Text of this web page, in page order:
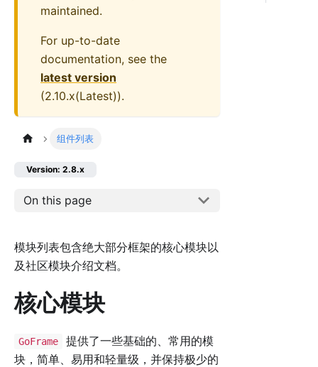
maintained.
For up-to-date
documentation, see the
latest version
(2.10.x(Latest)).
组件列表
Version: 2.8.x
On this page
模块列表包含绝大部分框架的核心模块以
及社区模块介绍文档。
核心模块
GoFrame
提供了一些基础的、常用的模
块，简单、易用和轻量级，并保持极少的